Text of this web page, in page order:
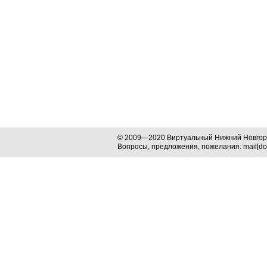
© 2009—2020 Виртуальный Нижний
Вопросы, предложения, пожелания: